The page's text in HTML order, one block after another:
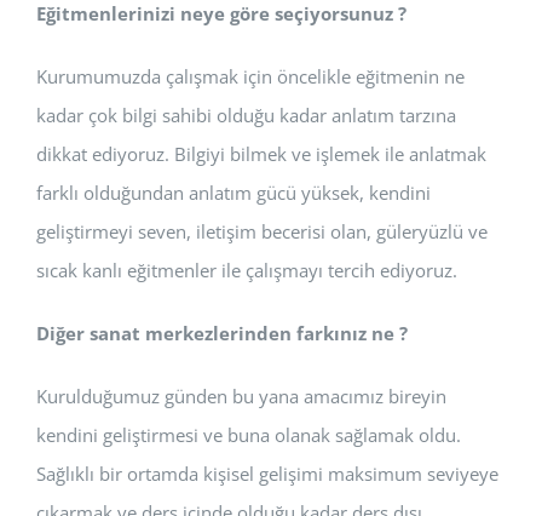
Eğitmenlerinizi neye göre seçiyorsunuz ?
Kurumumuzda çalışmak için öncelikle eğitmenin ne
kadar çok bilgi sahibi olduğu kadar anlatım tarzına
dikkat ediyoruz. Bilgiyi bilmek ve işlemek ile anlatmak
farklı olduğundan anlatım gücü yüksek, kendini
geliştirmeyi seven, iletişim becerisi olan, güleryüzlü ve
sıcak kanlı eğitmenler ile çalışmayı tercih ediyoruz.
Diğer sanat merkezlerinden farkınız ne ?
Kurulduğumuz günden bu yana amacımız bireyin
kendini geliştirmesi ve buna olanak sağlamak oldu.
Sağlıklı bir ortamda kişisel gelişimi maksimum seviyeye